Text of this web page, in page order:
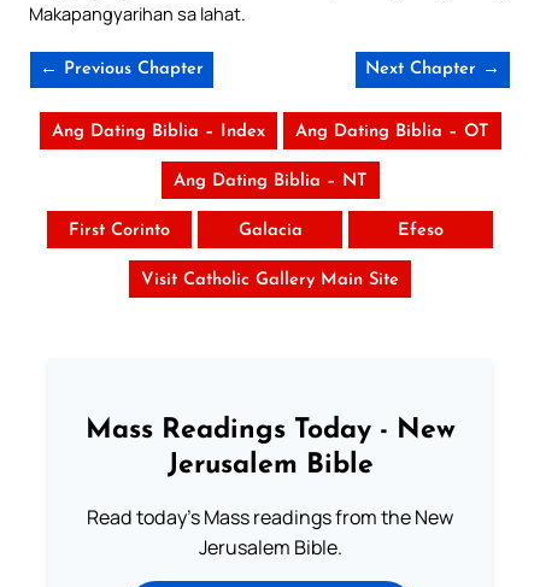
Makapangyarihan sa lahat.
← Previous Chapter Next Chapter →
Ang Dating Biblia – Index Ang Dating Biblia – OT
Ang Dating Biblia – NT
First Corinto Galacia Efeso
Visit Catholic Gallery Main Site
Mass Readings Today - New
Jerusalem Bible
Read today's Mass readings from the New
Jerusalem Bible.